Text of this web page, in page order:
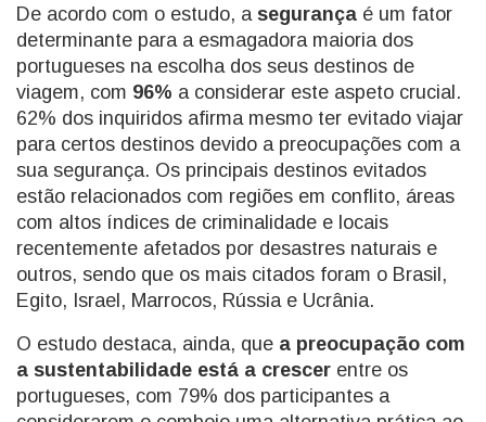
De acordo com o estudo, a segurança é um fator
determinante para a esmagadora maioria dos
portugueses na escolha dos seus destinos de
viagem, com 96% a considerar este aspeto crucial.
62% dos inquiridos afirma mesmo ter evitado viajar
para certos destinos devido a preocupações com a
sua segurança. Os principais destinos evitados
estão relacionados com regiões em conflito, áreas
com altos índices de criminalidade e locais
recentemente afetados por desastres naturais e
outros, sendo que os mais citados foram o Brasil,
Egito, Israel, Marrocos, Rússia e Ucrânia.
O estudo destaca, ainda, que a preocupação com
a sustentabilidade está a crescer entre os
portugueses, com 79% dos participantes a